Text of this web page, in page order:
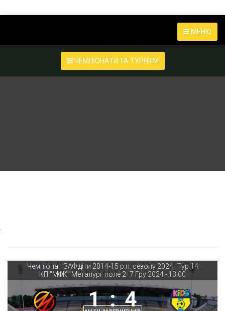
МЕНЮ
ЧЕМПІОНАТИ ТА ТУРНІРИ
Чемпіонат ЗАФ діти 2014-15 р.н. сезону 2024 | Тур 14
КП "МФК" Металург поле 2 | 7 Гру 2024- 13:00
1 : 4